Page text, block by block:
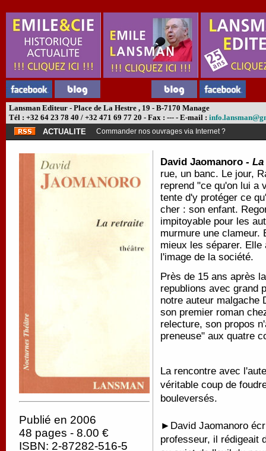
Lansman Editeur - Place de La Hestre , 19 - B-7170 Manage
Tél : +32 64 23 78 40 / +32 471 69 77 20 - Fax : --- - E-mail :
ACTUALITE
Commander nos ouvrages via Internet ?
Publié en 2006
48 pages - 8.00 €
ISBN: 2-87282-516-5
David Jaomanoro -
rue, un banc. Le jour,
reprend "ce qu'on lui a
tente d'y protéger ce
cher : son enfant.
impitoyable pour les
murmure une clameur.
mieux les séparer.
l'image de la société.
Près de 15 ans après
republions avec grand
notre auteur malgache
son premier roman
relecture, son propos
preneuse" aux quatre
La rencontre avec
véritable coup de
bouleversés.
►David Jaomanoro
professeur, il rédigeait